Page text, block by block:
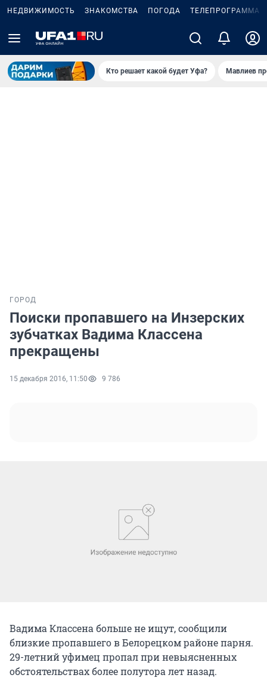
НЕДВИЖИМОСТЬ ЗНАКОМСТВА ПОГОДА ТЕЛЕПРОГРАММА
Кто решает какой будет Уфа? Мавлиев
ГОРОД
Поиски пропавшего на Инзерских
зубчатках Вадима Классена
прекращены
15 декабря 2016, 11:50 9 786
Вадима Классена больше не ищут, сообщили
близкие пропавшего в Белорецком районе парня.
29-летний уфимец пропал при невыясненных
обстоятельствах более полутора лет назад.